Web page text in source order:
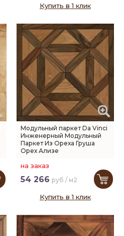
Купить в 1 клик
Модульный паркет Da Vinci
Инженерный Модульный
Паркет Из Ореха Груша
Орех Ализе
на заказ
54 266 руб / м2
Купить в 1 клик